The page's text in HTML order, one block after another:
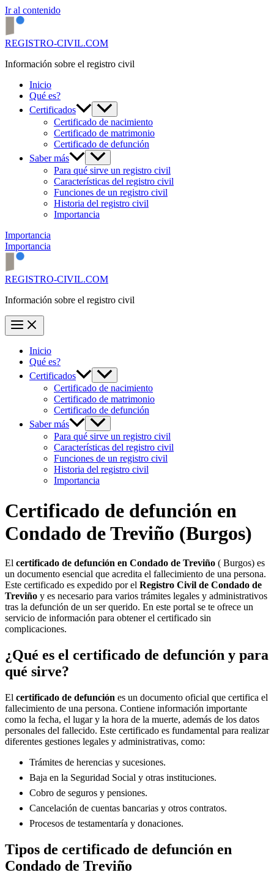
Ir al contenido
REGISTRO-CIVIL.COM
Información sobre el registro civil
Inicio
Qué es?
Certificados
Certificado de nacimiento
Certificado de matrimonio
Certificado de defunción
Saber más
Para qué sirve un registro civil
Características del registro civil
Funciones de un registro civil
Historia del registro civil
Importancia
Importancia
Importancia
REGISTRO-CIVIL.COM
Información sobre el registro civil
Inicio
Qué es?
Certificados
Certificado de nacimiento
Certificado de matrimonio
Certificado de defunción
Saber más
Para qué sirve un registro civil
Características del registro civil
Funciones de un registro civil
Historia del registro civil
Importancia
Certificado de defunción en
Condado de Treviño (Burgos)
El certificado de defunción en Condado de Treviño ( Burgos) es
un documento esencial que acredita el fallecimiento de una persona.
Este certificado es expedido por el Registro Civil de Condado de
Treviño y es necesario para varios trámites legales y administrativos
tras la defunción de un ser querido. En este portal se te ofrece un
servicio de información para obtener el certificado sin
complicaciones.
¿Qué es el certificado de defunción y para
qué sirve?
El certificado de defunción es un documento oficial que certifica el
fallecimiento de una persona. Contiene información importante
como la fecha, el lugar y la hora de la muerte, además de los datos
personales del fallecido. Este certificado es fundamental para realizar
diferentes gestiones legales y administrativas, como:
Trámites de herencias y sucesiones.
Baja en la Seguridad Social y otras instituciones.
Cobro de seguros y pensiones.
Cancelación de cuentas bancarias y otros contratos.
Procesos de testamentaría y donaciones.
Tipos de certificado de defunción en
Condado de Treviño